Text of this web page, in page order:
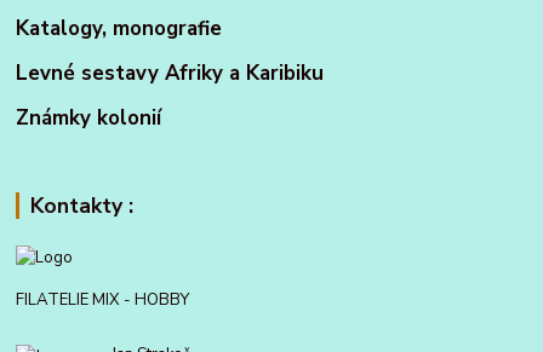
Katalogy, monografie
Levné sestavy Afriky a Karibiku
Známky kolonií
Kontakty :
FILATELIE MIX - HOBBY